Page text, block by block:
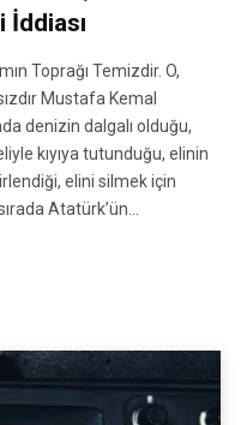
Toprağı Temizdir. O,
Mustafa Kemal
denizin dalgalı olduğu,
kıyıya tutunduğu, elinin
elini silmek için
Atatürk’ün…